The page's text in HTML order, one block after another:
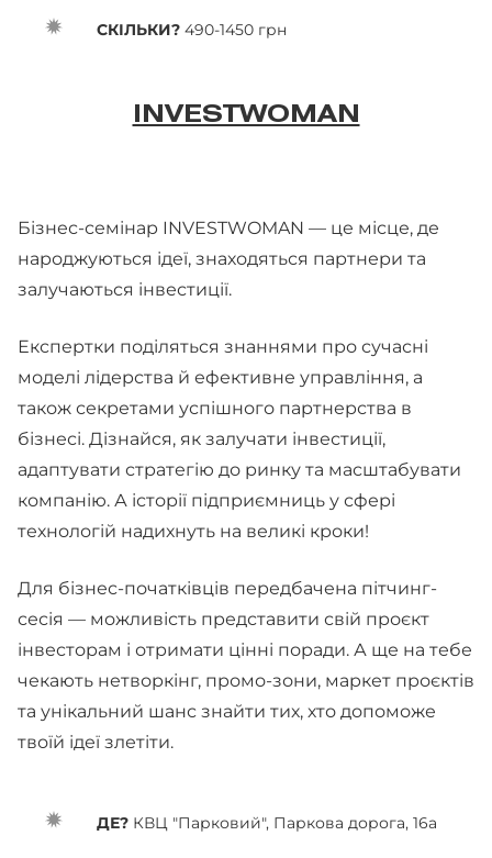
СКІЛЬКИ? 490-1450 грн
INVESTWOMAN
Бізнес-семінар INVESTWOMAN — це місце, де
народжуються ідеї, знаходяться партнери та
залучаються інвестиції.
Експертки поділяться знаннями про сучасні
моделі лідерства й ефективне управління, а
також секретами успішного партнерства в
бізнесі. Дізнайся, як залучати інвестиції,
адаптувати стратегію до ринку та масштабувати
компанію. А історії підприємниць у сфері
технологій надихнуть на великі кроки!
Для бізнес-початківців передбачена пітчинг-
сесія — можливість представити свій проєкт
інвесторам і отримати цінні поради. А ще на тебе
чекають нетворкінг, промо-зони, маркет проєктів
та унікальний шанс знайти тих, хто допоможе
твоїй ідеї злетіти.
ДЕ? КВЦ "Парковий", Паркова дорога, 16a